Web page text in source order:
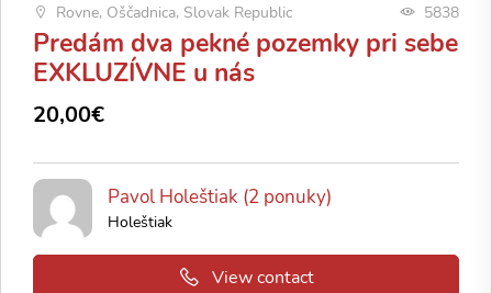
Rovne, Oščadnica, Slovak Republic 5838
Predám dva pekné pozemky pri sebe
EXKLUZÍVNE u nás
20,00€
Pavol Holeštiak (2 ponuky)
Holeštiak
View contact